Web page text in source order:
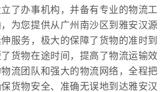
了办事机构，并备有专业的物流工
为您提供从广州南沙区到雅安汉源
服务，极大的保障了货物的准时到
货物在途时间，提高了物流运输效
流团队和强大的物流网络，全程把
货物安全、准确无误地到达雅安汉